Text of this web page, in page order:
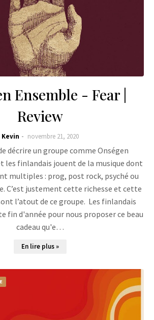
Ensemble - Fear |
Review
Kevin novembre 21, 2020
décrire un groupe comme Onségen
les finlandais jouent de la musique dont
multiples : prog, post rock, psyché ou
C’est justement cette richesse et cette
l’atout de ce groupe. Les finlandais
fin d'année pour nous proposer ce beau
cadeau qu'e…
En lire plus »